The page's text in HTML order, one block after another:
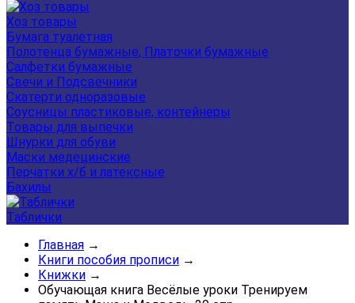
Хоз товары
Бумага туалетная
Полотенца бумажные, Платочки бумажные
Салфетки бумажные
Свечи и Подсвечники
Скатерти одноразовые
Соусницы пластиковые, контейнеры
Товары для выпечки
Шнурки для обуви
Маски медецинские
Перчатки х/б и латексные
Бахилы
Таблички
Главная →
Книги пособия прописи →
Книжки →
Обучающая книга Весёлые уроки Тренируем